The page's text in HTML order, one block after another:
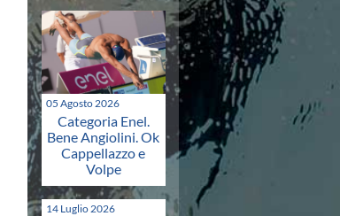
05 Agosto 2026
Categoria Enel.
Bene Angiolini. Ok
Cappellazzo e
Volpe
14 Luglio 2026